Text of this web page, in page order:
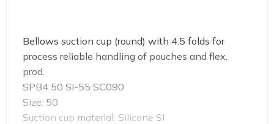
Bellows suction cup (round) with 4.5 folds for
process reliable handling of pouches and flex.
prod.
SPB4 50 SI-55 SC090
Size: 50
Suction cup material: Silicone SI